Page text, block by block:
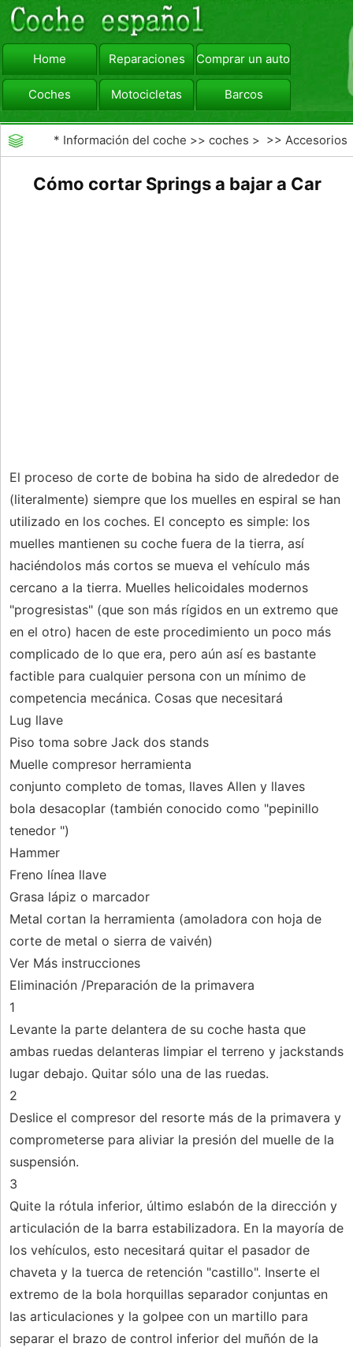
Home Reparaciones Comprar un automóvil
Coches Motocicletas Barcos
viajar Camiones
* Información del coche >>coches > >>Accesorios
Cómo cortar Springs a bajar a Car
El proceso de corte de bobina ha sido de alrededor de
(literalmente) siempre que los muelles en espiral se han
utilizado en los coches. El concepto es simple: los
muelles mantienen su coche fuera de la tierra, así
haciéndolos más cortos se mueva el vehículo más
cercano a la tierra. Muelles helicoidales modernos
"progresistas" (que son más rígidos en un extremo que
en el otro) hacen de este procedimiento un poco más
complicado de lo que era, pero aún así es bastante
factible para cualquier persona con un mínimo de
competencia mecánica. Cosas que necesitará
Lug llave
Piso toma sobre Jack dos stands
Muelle compresor herramienta
conjunto completo de tomas, llaves Allen y llaves
bola desacoplar (también conocido como "pepinillo
tenedor ")
Hammer
Freno línea llave
Grasa lápiz o marcador
Metal cortan la herramienta (amoladora con hoja de
corte de metal o sierra de vaivén)
Ver Más instrucciones
Eliminación /Preparación de la primavera
1
Levante la parte delantera de su coche hasta que
ambas ruedas delanteras limpiar el terreno y jackstands
lugar debajo. Quitar sólo una de las ruedas.
2
Deslice el compresor del resorte más de la primavera y
comprometerse para aliviar la presión del muelle de la
suspensión.
3
Quite la rótula inferior, último eslabón de la dirección y
articulación de la barra estabilizadora. En la mayoría de
los vehículos, esto necesitará quitar el pasador de
chaveta y la tuerca de retención "castillo". Inserte el
extremo de la bola horquillas separador conjuntas en
las articulaciones y la golpee con un martillo para
separar el brazo de control inferior del muñón de la